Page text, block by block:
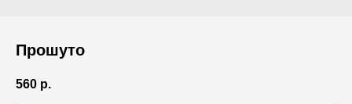
Прошуто
560 р.